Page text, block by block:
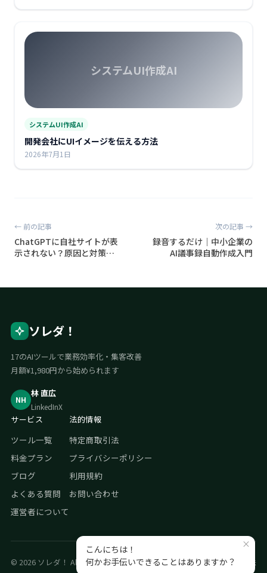
システムUI作成AI
システムUI作成AI
開発会社にUIイメージを伝える方法
2026年7月1日
← 前の記事
ChatGPTに自社サイトが表
示されない？原因と対策を
次の記事 →
録音するだけ｜中小企業の
AI議事録自動作成入門
ソレダ！
17のAIツールで業務効率化・集客改善
月額¥1,980円から始められます
NH
林 直広
LinkedInX
サービス
ツール一覧
料金プラン
ブログ
よくある質問
運営者について
法的情報
特定商取引法
プライバシーポリシー
利用規約
お問い合わせ
© 2026 ソレダ！ All rights reserved. プライバシーポリシー特定商取引法